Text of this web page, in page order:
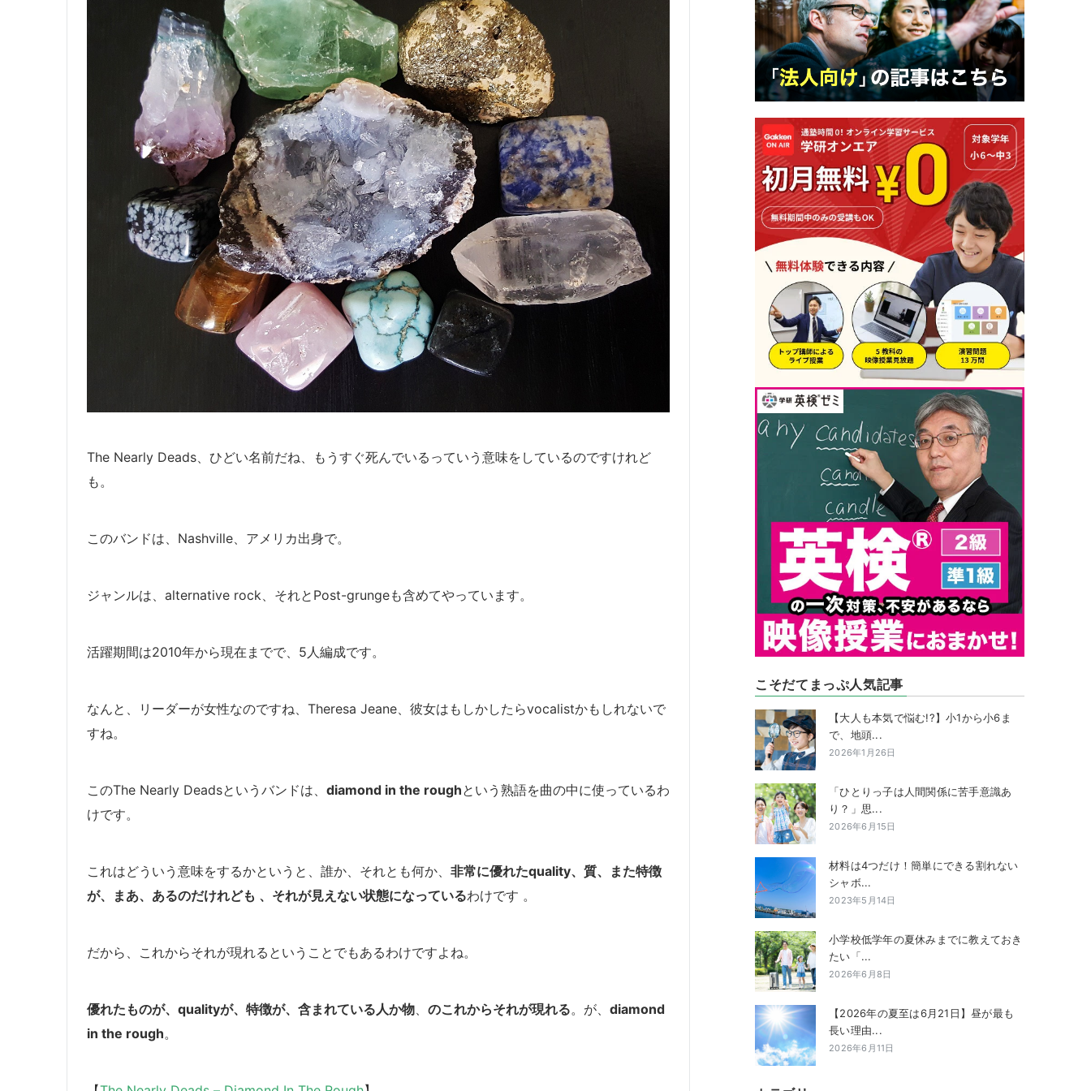
The Nearly Deads、ひどい名前だね、もうすぐ死んでいるっていう意味をしているのですけれど
も。
このバンドは、Nashville、アメリカ出身で。
ジャンルは、alternative rock、それとPost-grungeも含めてやっています。
活躍期間は2010年から現在までで、 5人編成です。
なんと、リーダーが女性なのですね、Theresa Jeane、彼女はもしかしたらvocalistかもしれないで
すね。
このThe Nearly Deadsというバンドは、 diamond in the roughという熟語を曲の中に使っているわ
けです。
これはどういう意味をするかというと、誰か、それとも何か、 非常に優れたquality、質、また特徴
が、まあ、あるのだけれども 、それが見えない状態になっているわけです 。
だから、これからそれが現れるということでもあるわけですよね。
優れたものが、qualityが、特徴が、含まれている人か物、 のこれからそれが現れる。が、 diamond
in the rough。
こそだてまっぷ人気記事
【大人も本気で悩む!?】小1から小6ま
で、地頭...
2026年1月26日
「ひとりっ子は人間関係に苦手意識あ
り？」思...
2026年6月15日
材料は4つだけ！簡単にできる割れない
シャボ...
2023年5月14日
小学校低学年の夏休みまでに教えておき
たい「...
2026年6月8日
【2026年の夏至は6月21日】昼が最も
長い理由...
2026年6月11日